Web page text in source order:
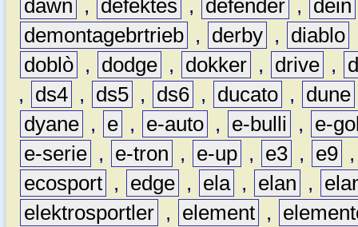
dawn , defektes , defender , dein
demontagebrtrieb , derby , diablo
doblò , dodge , dokker , drive ,
,
ds4 , ds5 , ds6 , ducato , dune
dyane , e , e-auto , e-bulli ,
e-
e-serie , e-tron , e-up , e3 , e9
ecosport , edge , ela , elan ,
elektrosportler , element ,